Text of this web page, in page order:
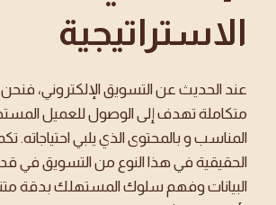
الاستراتيجية
عند الحديث عن التسويق الإلكتروني،
متكاملة تهدف إلى الوصول للعميل
المناسب و بالمحتوى الذي يلبي احتياجاته.
الحقيقية في هذا النوع من التسويق في
البيانات وفهم سلوك المستهلك بدقة